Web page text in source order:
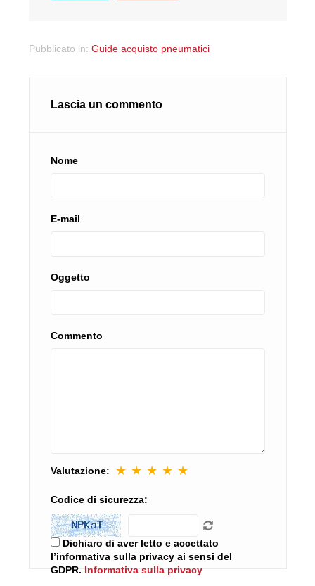
Pubblicato in: Guide acquisto pneumatici
Lascia un commento
Nome
E-mail
Oggetto
Commento
Valutazione: ★ ★ ★ ★ ★
Codice di sicurezza:
Dichiaro di aver letto e accettato
l’informativa sulla privacy ai sensi del
GDPR. Informativa sulla privacy